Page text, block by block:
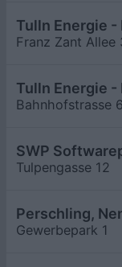
Tulln Energie -
Franz Zant Allee
Tulln Energie -
Bahnhofstrasse
SWP
Tulpengasse 12
Perschling,
Gewerbepark 1